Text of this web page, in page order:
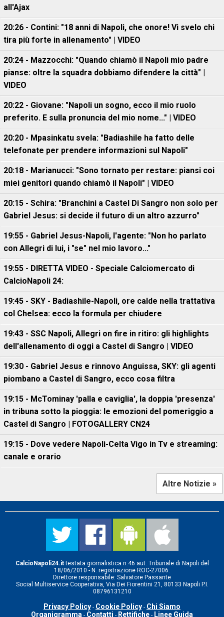
all'Ajax
20:26 - Contini: "18 anni di Napoli, che onore! Vi svelo chi
tira più forte in allenamento" | VIDEO
20:24 - Mazzocchi: "Quando chiamò il Napoli mio padre
pianse: oltre la squadra dobbiamo difendere la città" |
VIDEO
20:22 - Giovane: "Napoli un sogno, ecco il mio ruolo
preferito. E sulla pronuncia del mio nome..." | VIDEO
20:20 - Mpasinkatu svela: "Badiashile ha fatto delle
telefonate per prendere informazioni sul Napoli"
20:18 - Marianucci: "Sono tornato per restare: piansi coi
miei genitori quando chiamò il Napoli" | VIDEO
20:15 - Schira: "Branchini a Castel Di Sangro non solo per
Gabriel Jesus: si decide il futuro di un altro azzurro"
19:55 - Gabriel Jesus-Napoli, l'agente: "Non ho parlato
con Allegri di lui, i "se" nel mio lavoro..."
19:55 - DIRETTA VIDEO - Speciale Calciomercato di
CalcioNapoli 24:
19:45 - SKY - Badiashile-Napoli, ore calde nella trattativa
col Chelsea: ecco la formula per chiudere
19:43 - SSC Napoli, Allegri on fire in ritiro: gli highlights
dell'allenamento di oggi a Castel di Sangro | VIDEO
19:30 - Gabriel Jesus e rinnovo Anguissa, SKY: gli agenti
piombano a Castel di Sangro, ecco cosa filtra
19:15 - McTominay 'palla e caviglia', la doppia 'presenza'
in tribuna sotto la pioggia: le emozioni del pomeriggio a
Castel di Sangro | FOTOGALLERY CN24
19:15 - Dove vedere Napoli-Celta Vigo in Tv e streaming:
canale e orario
Altre Notizie »
CalcioNapoli24.ittestata giornalistica n.46 aut. Tribunale di Napoli del
18/06/2010 - N. registrazione ROC-27006.
Direttore responsabile: Salvatore Passante
Social Multiservice Cooperativa, Via Dei Fiorentini 21, 80133 Napoli P.I.
08796131210
Privacy Policy - Cookie Policy - Chi Siamo
Organigramma - Contatti - Rettifiche - Linee Guida